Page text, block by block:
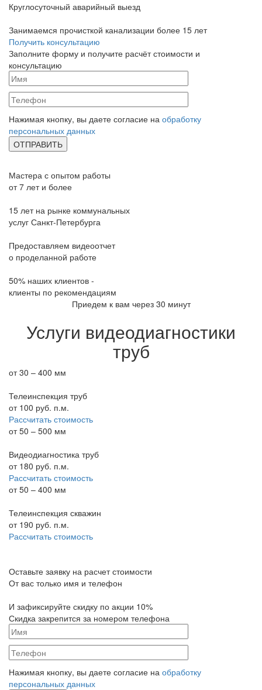
Круглосуточный аварийный выезд
Занимаемся прочисткой канализации более 15 лет
Получить консультацию
Заполните форму и получите расчёт стоимости и
консультацию
Нажимая кнопку, вы даете согласие на обработку
персональных данных
Мастера с опытом работы
от 7 лет и более
15 лет на рынке коммунальных
услуг Санкт-Петербурга
Предоставляем видеоотчет
о проделанной работе
50% наших клиентов -
клиенты по рекомендациям
Приедем к вам через 30 минут
Услуги видеодиагностики
труб
от 30 – 400 мм
Телеинспекция труб
от 100 руб. п.м.
Рассчитать стоимость
от 50 – 500 мм
Видеодиагностика труб
от 180 руб. п.м.
Рассчитать стоимость
от 50 – 400 мм
Телеинспекция скважин
от 190 руб. п.м.
Рассчитать стоимость
Оставьте заявку на расчет стоимости
От вас только имя и телефон
И зафиксируйте скидку по акции 10%
Скидка закрепится за номером телефона
Нажимая кнопку, вы даете согласие на обработку
персональных данных